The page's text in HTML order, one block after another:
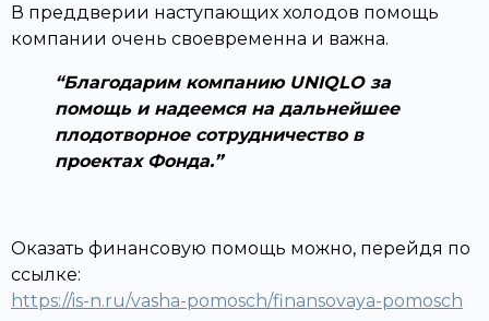
В преддверии наступающих холодов помощь
компании очень своевременна и важна.
Благодарим компанию UNIQLO за
помощь и надеемся на дальнейшее
плодотворное сотрудничество в
проектах Фонда.
Оказать финансовую помощь можно, перейдя по
ссылке:
https://is-n.ru/vasha-pomosch/finansovaya-pomosch